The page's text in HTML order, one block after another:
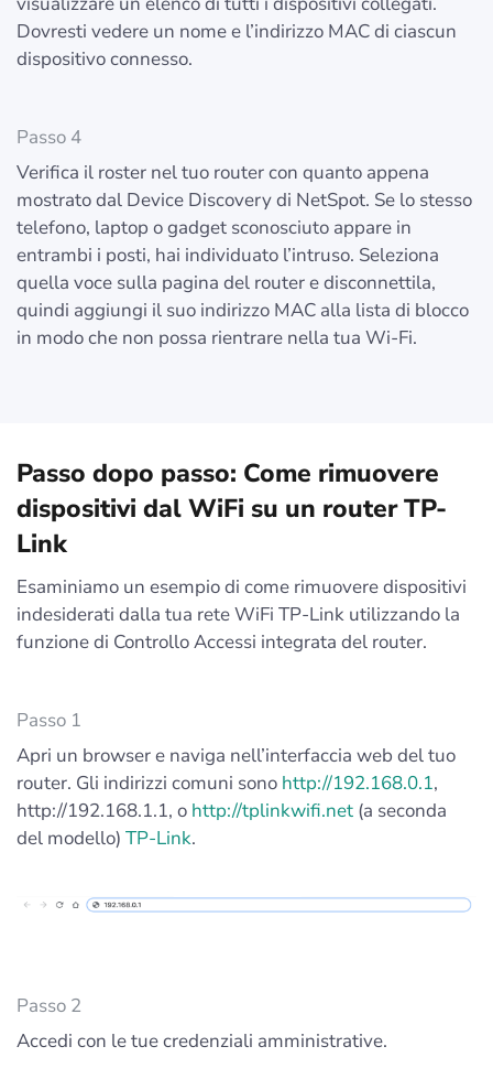
Dovresti vedere un nome e l’indirizzo MAC di ciascun
dispositivo connesso.
Passo 4
Verifica il roster nel tuo router con quanto appena
mostrato dal Device Discovery di NetSpot. Se lo stesso
telefono, laptop o gadget sconosciuto appare in
entrambi i posti, hai individuato l’intruso. Seleziona
quella voce sulla pagina del router e disconnettila,
quindi aggiungi il suo indirizzo MAC alla lista di blocco
in modo che non possa rientrare nella tua Wi-Fi.
Passo dopo passo: Come rimuovere
dispositivi dal WiFi su un router TP-
Link
Esaminiamo un esempio di come rimuovere dispositivi
indesiderati dalla tua rete WiFi TP-Link utilizzando la
funzione di Controllo Accessi integrata del router.
Passo 1
Apri un browser e naviga nell’interfaccia web del tuo
router. Gli indirizzi comuni sono http://192.168.0.1,
http://192.168.1.1, o http://tplinkwifi.net (a seconda
del modello) TP-Link.
Passo 2
Accedi con le tue credenziali amministrative.